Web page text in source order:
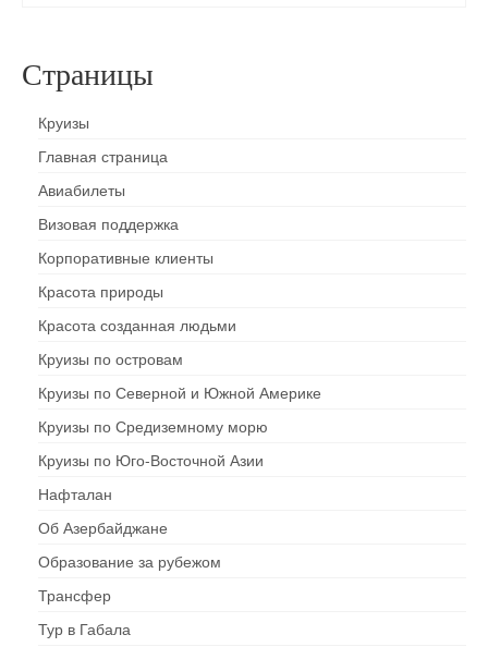
Страницы
Круизы
Главная страница
Авиабилеты
Визовая поддержка
Корпоративные клиенты
Красота природы
Красота созданная людьми
Круизы по островам
Круизы по Северной и Южной Америке
Круизы по Средиземному морю
Круизы по Юго-Восточной Азии
Нафталан
Об Азербайджане
Образование за рубежом
Трансфер
Тур в Габала